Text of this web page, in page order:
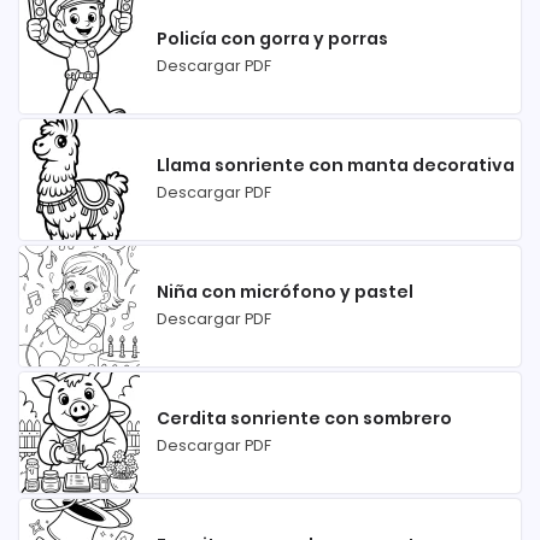
Policía con gorra y porras
Descargar PDF
Llama sonriente con manta decorativa
Descargar PDF
Niña con micrófono y pastel
Descargar PDF
Cerdita sonriente con sombrero
Descargar PDF